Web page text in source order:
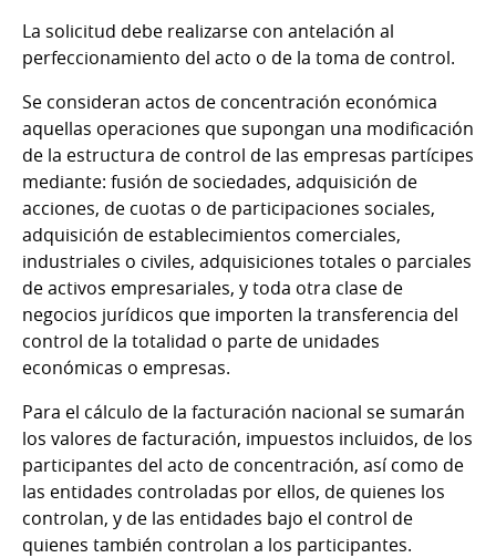
La solicitud debe realizarse con antelación al
perfeccionamiento del acto o de la toma de control.
Se consideran actos de concentración económica
aquellas operaciones que supongan una modificación
de la estructura de control de las empresas partícipes
mediante: fusión de sociedades, adquisición de
acciones, de cuotas o de participaciones sociales,
adquisición de establecimientos comerciales,
industriales o civiles, adquisiciones totales o parciales
de activos empresariales, y toda otra clase de
negocios jurídicos que importen la transferencia del
control de la totalidad o parte de unidades
económicas o empresas.
Para el cálculo de la facturación nacional se sumarán
los valores de facturación, impuestos incluidos, de los
participantes del acto de concentración, así como de
las entidades controladas por ellos, de quienes los
controlan, y de las entidades bajo el control de
quienes también controlan a los participantes.